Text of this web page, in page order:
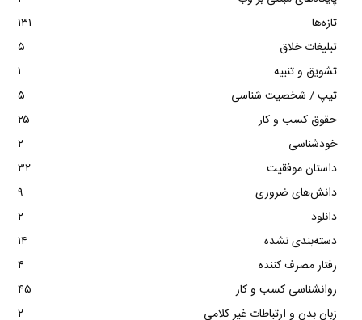
تازه‌ها
۱۳۱
تبلیغات خلاق
۵
تشویق و تنبیه
۱
تیپ / شخصیت شناسی
۵
حقوق کسب و کار
۲۵
خودشناسی
۲
داستان موفقیت
۳۲
دانش‌های ضروری
۹
دانلود
۲
دسته‌بندی نشده
۱۴
رفتار مصرف کننده
۴
روانشناسی کسب و کار
۴۵
زبان بدن و ارتباطات غیر کلامی
۲